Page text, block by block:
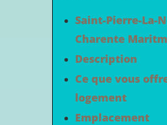
Saint-Pierre-La-
Charente
Description
Ce que vous
logement
Emplacement